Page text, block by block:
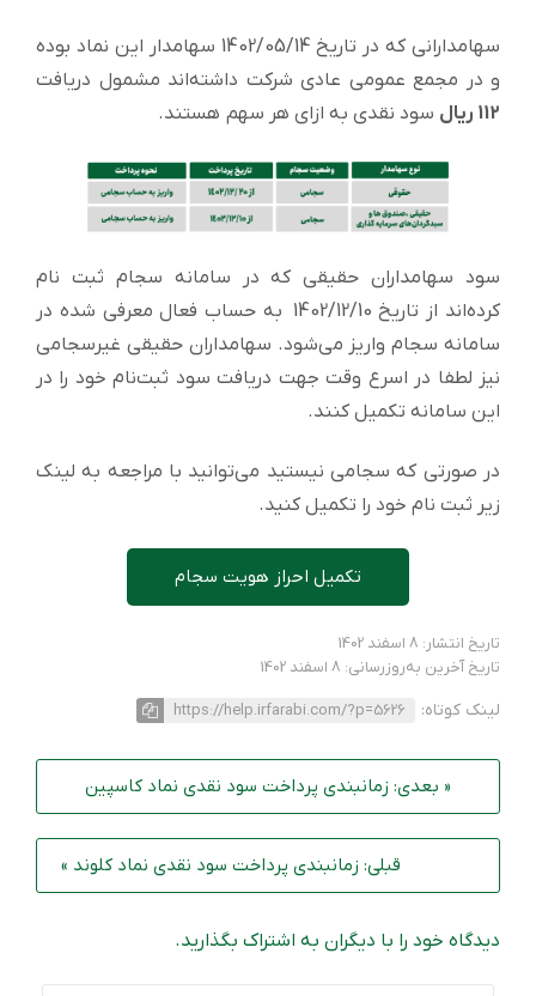
سهامدارانی که در تاریخ 1402/05/14 سهامدار این نماد بوده
و در مجمع عمومی عادی شرکت داشته‌اند مشمول دریافت
112 ریال
سود نقدی به ازای هر سهم هستند.
سود سهامداران حقیقی که در سامانه سجام ثبت نام
کرده‌اند از تاریخ 1402/12/10 به حساب فعال معرفی شده در
سامانه سجام واریز می‌شود. سهامداران حقیقی غیرسجامی
نیز لطفا در اسرع وقت جهت دریافت سود ثبت‌نام خود را در
این سامانه تکمیل کنند.
در صورتی که سجامی نیستید می‌توانید با مراجعه به لینک
زیر ثبت نام خود را تکمیل کنید.
تکمیل احراز هویت سجام
تاریخ انتشار: 8 اسفند 1402
تاریخ آخرین به‌روزرسانی: 8 اسفند 1402
لینک کوتاه: https://help.irfarabi.com/?p=5626
« بعدی: زمانبندی پرداخت سود نقدی نماد کاسپین
قبلی: زمانبندی پرداخت سود نقدی نماد کلوند »
دیدگاه خود را با دیگران به اشتراک بگذارید.